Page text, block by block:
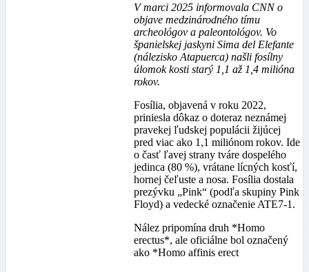
V marci 2025 informovala CNN o
objave medzinárodného tímu
archeológov a paleontológov. Vo
španielskej jaskyni Sima del Elefante
(nálezisko Atapuerca) našli fosílny
úlomok kosti starý 1,1 až 1,4 milióna
rokov.
Fosília, objavená v roku 2022,
priniesla dôkaz o doteraz neznámej
pravekej ľudskej populácii žijúcej
pred viac ako 1,1 miliónom rokov. Ide
o časť ľavej strany tváre dospelého
jedinca (80 %), vrátane lícných kosťí,
hornej čeľuste a nosa. Fosília dostala
prezývku „Pink“ (podľa skupiny Pink
Floyd) a vedecké označenie ATE7-1.
Nález pripomína druh *Homo
erectus*, ale oficiálne bol označený
ako *Homo affinis erect